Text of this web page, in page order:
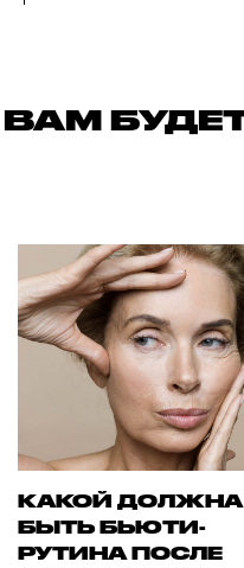
ВАМ
КАКОЙ ДОЛЖНА
БЫТЬ БЬЮТИ-
РУТИНА ПОСЛЕ